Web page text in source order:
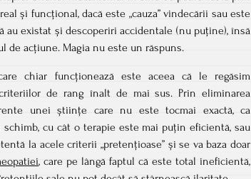
și funcțional, dacă este „cauza” vindecării sau este
au existat și descoperiri accidentale (nu puține), însă
de acțiune. Magia nu este un răspuns.
chiar funcționează este aceea că le regăsim
de rang înalt de mai sus. Prin eliminarea
unei științe care nu este tocmai exactă, ca
cu cât o terapie este mai puțin eficientă, sau
la acele criterii „pretențioase” și se va baza doar
, care pe lângă faptul că este total ineficientă,